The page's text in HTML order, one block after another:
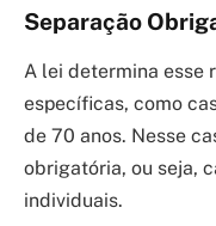
Separação
A lei determina esse
específicas, como
de 70 anos. Nesse
obrigatória, ou seja,
individuais.